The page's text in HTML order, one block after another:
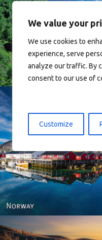
We value your
We use cookies to
experience, serve
analyze our traffic. By
consent to our use of
Customize
Reine - Lofoten,